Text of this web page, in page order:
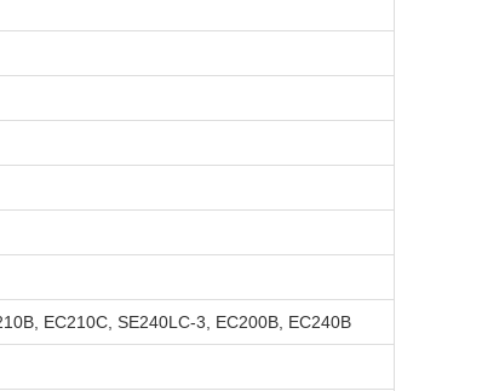
EC210C, SE240LC-3, EC200B, EC240B